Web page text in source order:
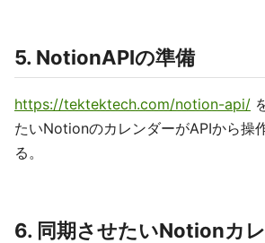
5. NotionAPIの準備
https://tektektech.com/notion-api/
たいNotionのカレンダーがAPIから操
る。
6. 同期させたいNotionカ